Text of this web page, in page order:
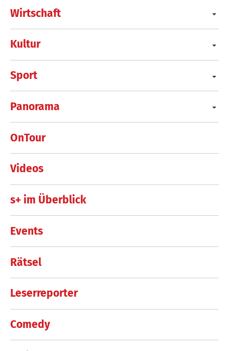
Wirtschaft
Kultur
Sport
Panorama
OnTour
Videos
s+ im Überblick
Events
Rätsel
Leserreporter
Comedy